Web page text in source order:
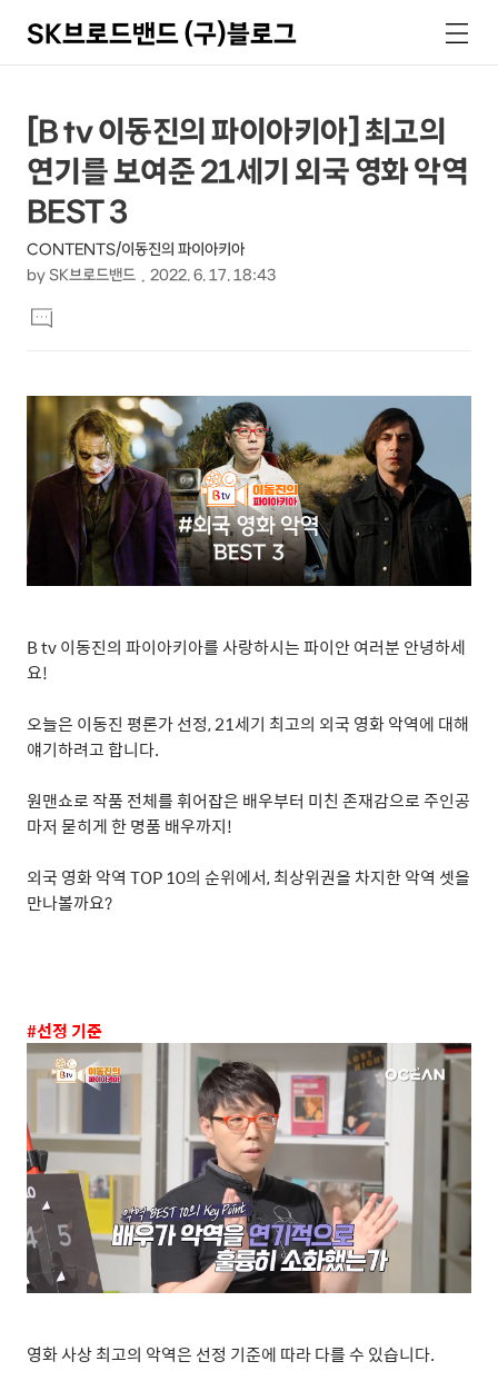
SK브로드밴드 (구)블로그
색
메
뉴
상
세
컨
텐
츠
본
문
제
목
[B tv 이동진의 파이아키아] 최고의
연기를 보여준 21세기 외국 영화 악역
BEST 3
CONTENTS/이동진의 파이아키아
by SK브로드밴드 2022. 6. 17. 18:43
문
댓
글
B tv이동진의 파이아키아를 사랑하시는 파이안 여러분 안녕하세
요!
오늘은 이동진 평론가 선정, 21세기 최고의 외국 영화 악역에 대해
얘기하려고 합니다.
원맨쇼로 작품 전체를 휘어잡은 배우부터 미친 존재감으로 주인공
마저 묻히게 한 명품 배우까지!
외국 영화 악역 TOP 10의 순위에서,최상위권을 차지한 악역 셋을
만나볼까요?
#선정 기준
영화 사상 최고의 악역은 선정 기준에 따라 다를 수 있습니다.